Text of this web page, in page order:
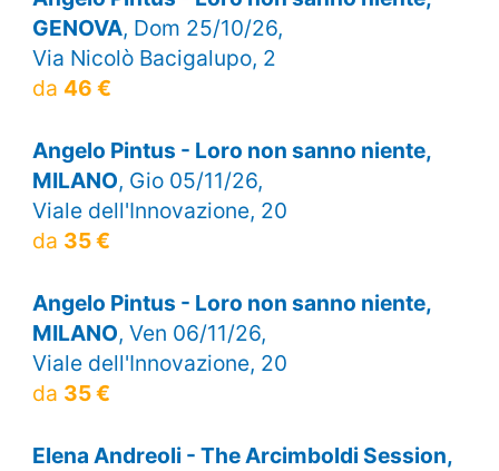
GENOVA, Dom 25/10/26,
Via Nicolò Bacigalupo, 2
da 46 €
Angelo Pintus - Loro non sanno niente,
MILANO, Gio 05/11/26,
Viale dell'Innovazione, 20
da 35 €
Angelo Pintus - Loro non sanno niente,
MILANO, Ven 06/11/26,
Viale dell'Innovazione, 20
da 35 €
Elena Andreoli - The Arcimboldi Session,